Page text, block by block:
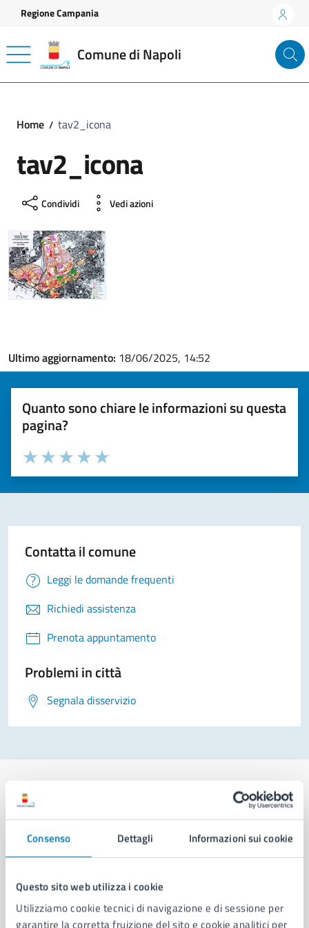
Consenso Dettagli Informazioni sui cookie
Questo sito web utilizza i cookie
Utilizziamo cookie tecnici di navigazione e di sessione per
garantire la corretta fruizione del sito e cookie analitici per
Vai ai contenuti
Vai al footer
Regione Campania
Comune di Napoli
Home tav2_icona
tav2_icona
Condividi Vedi azioni
Ultimo aggiornamento: 18/06/2025, 14:52
Quanto sono chiare le informazioni su questa
pagina?
Valuta la chiarezza delle informazioni (da 1 a 5 stelle)
Seleziona il numero di stelle per valutare la chiarezza delle
Valuta 5 stelle su 5
Valuta 4 stelle su 5
Valuta 3 stelle su 5
Valuta 2 stelle su 5
Valuta 1 stelle su 5
Contatta il comune
Leggi le domande frequenti
Richiedi assistenza
Prenota appuntamento
Problemi in città
Segnala disservizio
Comune di Napoli
Organi di governo